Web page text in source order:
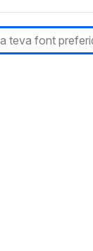
teva font